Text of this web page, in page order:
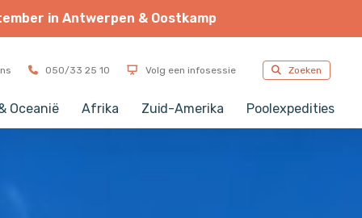
in Antwerpen & Oostkamp
050/33 25 10 Volg een infosessie Zoeken
Oceanië Afrika Zuid-Amerika Poolexpedities